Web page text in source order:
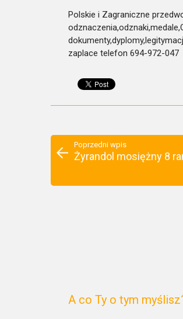
Polskie i Zagraniczne
odznaczenia,odznaki,medale,
zaplace telefon 694-972-047
Poprzedni wpis
Żyrandol mosiężny 8
A co Ty o tym